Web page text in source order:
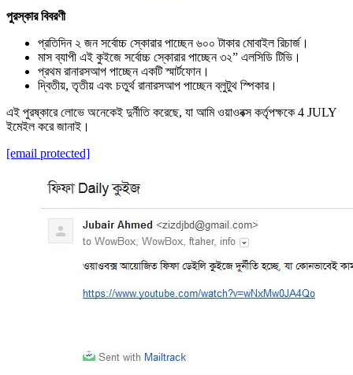
পুরস্কার বিবরণী
প্রতিদিন ২ জন সর্বোচ্চ স্কোরার পাচ্ছেন ৬০০ টাকার মোবাইল রিচার্জ।
মাস ব্যাপী এই কুইজে সর্বোচ্চ স্কোরার পাচ্ছেন ৩২” এলসিডি টিভি।
প্রথম রানারসআপ পাচ্ছেন একটি স্মার্টফোন।
দ্বিতীয়, তৃতীয় এবং চতুর্থ রানারসআপ পাচ্ছেন ব্লুটুথ স্পিকার।
এই পুরষ্কারে লোভে অনেকেই দুর্নীতি করেছে, যা আমি ওয়াওবক্স কর্তৃপক্ষকে 4 JULY
ইমেইল করে জানাই।
[email protected]